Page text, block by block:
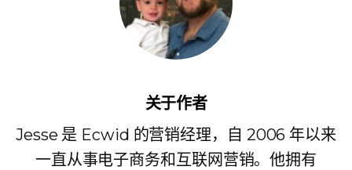
关于作者
Jesse 是 Ecwid 的营销经理，自 2006 年以来
一直从事电子商务和互联网营销。他拥有